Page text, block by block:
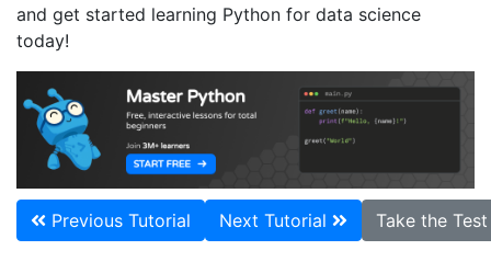
and get started learning Python for data science
today!
Previous Tutorial Next Tutorial Take the